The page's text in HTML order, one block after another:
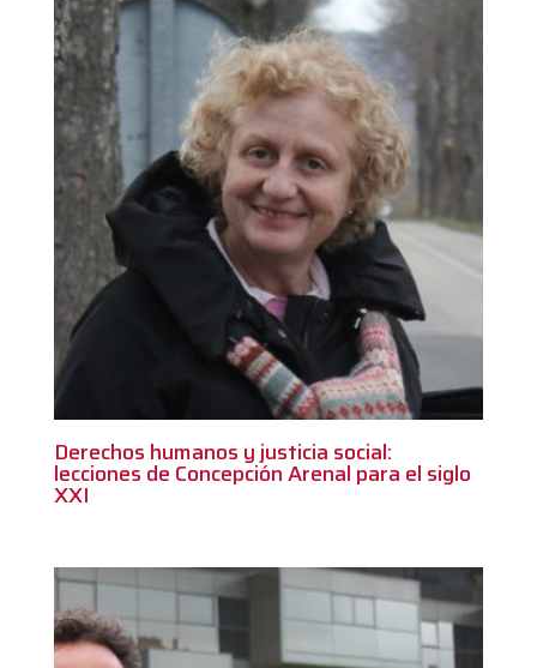
Derechos humanos y justicia social:
lecciones de Concepción Arenal para el siglo
XXI